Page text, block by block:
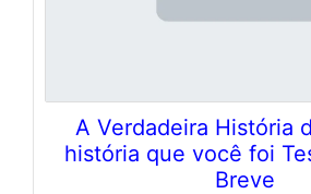
A Verdadeira História
história que você foi
Breve